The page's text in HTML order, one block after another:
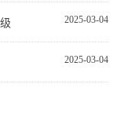
2025-03-04
2025-03-04